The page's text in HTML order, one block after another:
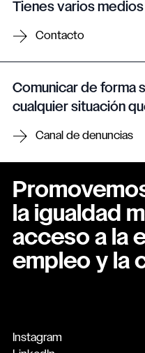
Tienes varios
Contacto
Comunicar de forma
cualquier situación
Canal de denuncias
la igualdad
acceso a la
empleo y la
Instagram